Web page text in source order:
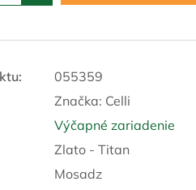
055359
Značka: Celli
Výčapné zariadenie
Zlato - Titan
Mosadz